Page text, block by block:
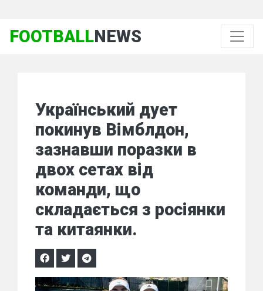
FOOTBALLNEWS
Український дует
покинув Вімблдон,
зазнавши поразки в
двох сетах від
команди, що
складається з росіянки
та китаянки.